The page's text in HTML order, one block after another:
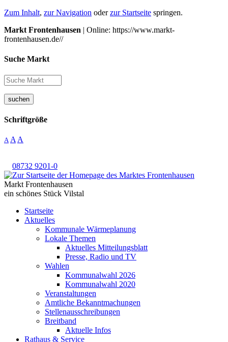
Zum Inhalt, zur Navigation oderzur Startseite springen.
Markt Frontenhausen | Online: https://www.markt-
frontenhausen.de//
Suche Markt
suchen
Schriftgröße
A A A
08732 9201-0
Markt Frontenhausen
ein schönes Stück Vilstal
Startseite
Aktuelles
Kommunale Wärmeplanung
Lokale Themen
Aktuelles Mitteilungsblatt
Presse, Radio und TV
Wahlen
Kommunalwahl 2026
Kommunalwahl 2020
Veranstaltungen
Amtliche Bekanntmachungen
Stellenausschreibungen
Breitband
Aktuelle Infos
Rathaus & Service